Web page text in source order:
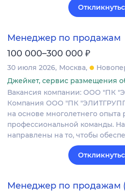
Менеджер по продажам
100 000–300 000 ₽
30 июля 2026 Москва
Джейкет, сервис размещения
Вакансия компании: ООО "ПК
Компания ООО "ПК
на основе многолетнего опыта
профессиональной команды.
направлены на то, чтобы
Менеджер по продажам